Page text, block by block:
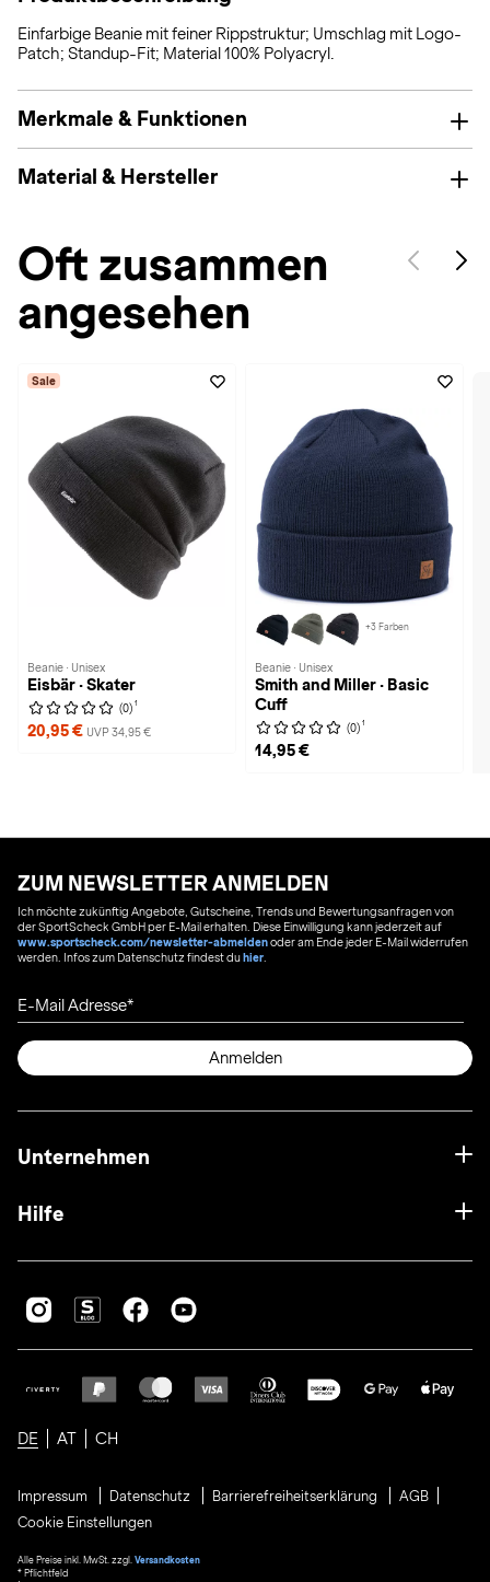
Einfarbige Beanie mit feiner Rippstruktur; Umschlag mit Logo-
Patch; Standup-Fit; Material 100% Polyacryl.
Merkmale & Funktionen
Material & Hersteller
Oft zusammen
angesehen
Sale
Beanie · Unisex
Eisbär · Skater
(0) 1
20,95 € UVP 34,95 €
+3 Farben
Beanie · Unisex
Smith and Miller · Basic
Cuff
(0) 1
14,95 €
ZUM NEWSLETTER ANMELDEN
Ich möchte zukünftig Angebote, Gutscheine, Trends und Bewertungsanfragen von
der SportScheck GmbH per E-Mail erhalten. Diese Einwilligung kann jederzeit auf
www.sportscheck.com/newsletter-abmeldenoder am Ende jeder E-Mail widerrufen
werden. Infos zum Datenschutz findest duhier
E-Mail Adresse
Anmelden
Unternehmen
Hilfe
DE AT CH
Impressum Datenschutz Barrierefreiheitserklärung
AGB
Cookie Einstellungen
Alle Preise inkl. MwSt. zzgl. Versandkosten
* Pflichtfeld